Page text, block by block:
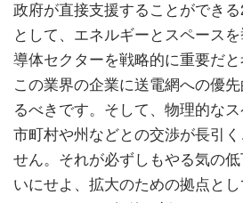
政府が直接支援することができ
として、エネルギーとスペース
導体セクターを戦略的に重要だと
この業界の企業に送電網への優
るべきです。そして、物理的なス
市町村や州などとの交渉が長引
せん。それが必ずしもやる気の
いにせよ、拡大のための拠点と